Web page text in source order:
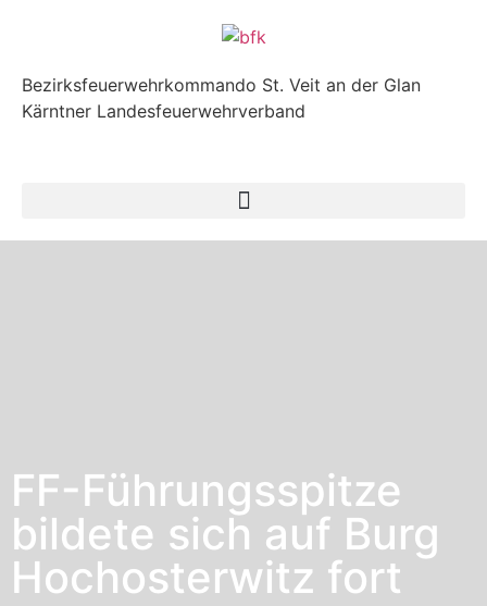
Bezirksfeuerwehrkommando St. Veit an der Glan
Kärntner Landesfeuerwehrverband
FF-Führungsspitze
bildete sich auf Burg
Hochosterwitz fort